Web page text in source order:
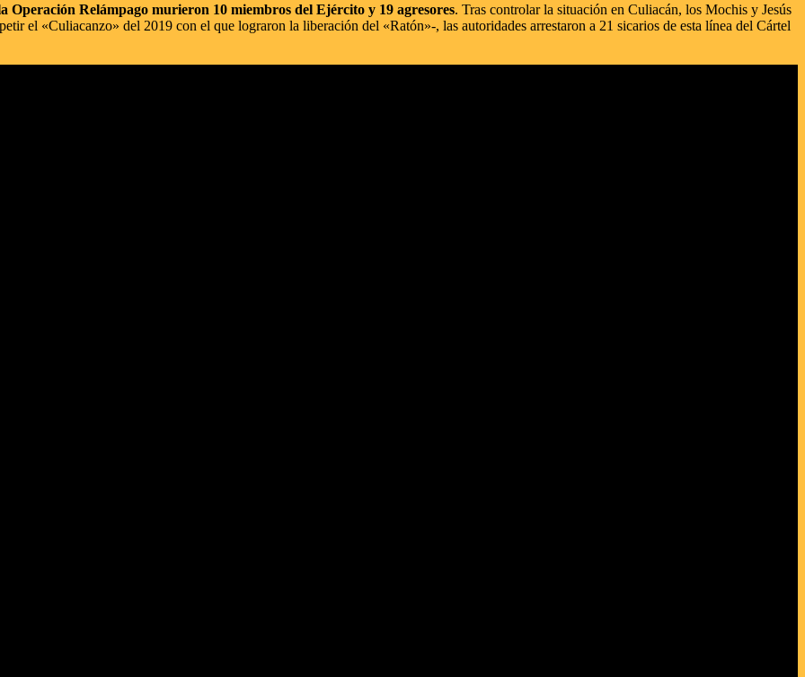
Operación Relámpago murieron 10 miembros del Ejército y 19 agresores. Tras controlar la situación en Culiacán, los Mochis y Jesús
el «Culiacanzo» del 2019 con el que lograron la liberación del «Ratón»-, las autoridades arrestaron a 21 sicarios de esta línea del Cártel